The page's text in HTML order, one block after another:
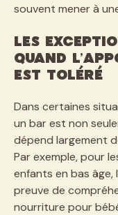
souvent mener à
Les
quand
est toléré
Dans certaines
un bar est non
dépend largement
Par exemple, pour
enfants en bas
preuve de
nourriture pour